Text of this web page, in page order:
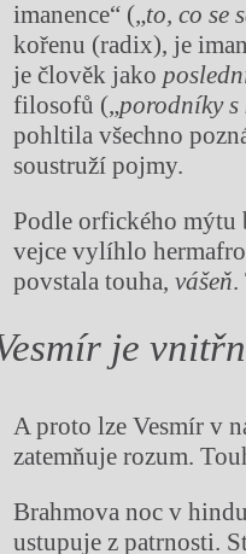
imanence“ („to, co se
kořenu (radix), je
je člověk jako
filosofů („porodníky s
pohltila všechno
soustruží pojmy.
Podle orfického mýtu
vejce vylíhlo
povstala touha,vášeň.
je
A proto lze Vesmír v
zatemňuje rozum.
Brahmova noc v
ustupuje z patrnosti.